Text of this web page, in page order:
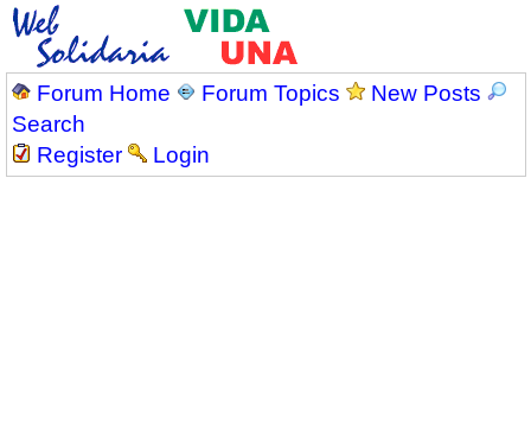
Forum Home Forum Topics
New Posts
Search
Register
Login